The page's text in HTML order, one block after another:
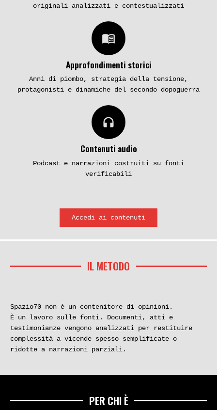
originali analizzati e contestualizzati
menu_book
Approfondimenti storici
Anni di piombo, strategia della tensione,
protagonisti e dinamiche del secondo dopoguerra
headphones
Contenuti audio
Podcast e narrazioni costruiti su fonti
verificabili
Accedi ai contenuti
IL METODO
Spazio70 non è un contenitore di opinioni.
È un lavoro sulle fonti. Documenti, atti e
testimonianze vengono analizzati per restituire
complessità a vicende spesso semplificate o
ridotte a narrazioni parziali.
PER CHI È